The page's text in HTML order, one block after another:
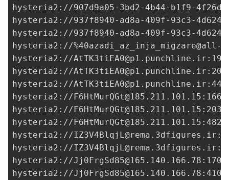
hysteria2://907d9a05-3bd2-4b44-b1f9-
hysteria2://937f8940-ad8a-409f-93c3-
hysteria2://937f8940-ad8a-409f-93c3-
hysteria2://%40azadi_az_inja_migzare@all-
hysteria2://AtTK3tiEA0@p1.punchline.ir
hysteria2://AtTK3tiEA0@p1.punchline.ir
hysteria2://AtTK3tiEA0@p1.punchline.ir
hysteria2://F6HtMurQGt@185.211.101.15
hysteria2://F6HtMurQGt@185.211.101.15
hysteria2://F6HtMurQGt@185.211.101.15
hysteria2://IZ3V4BlqjL@rema.3dfigures.ir
hysteria2://IZ3V4BlqjL@rema.3dfigures.ir
hysteria2://Jj0FrgSd85@165.140.166.78
hysteria2://Jj0FrgSd85@165.140.166.78